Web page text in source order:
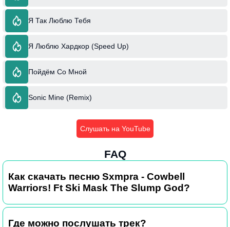
Я Так Люблю Тебя
Я Люблю Хардкор (Speed Up)
Пойдём Со Мной
Sonic Mine (Remix)
Слушать на YouTube
FAQ
Как скачать песню Sxmpra - Cowbell
Warriors! Ft Ski Mask The Slump God?
Где можно послушать трек?